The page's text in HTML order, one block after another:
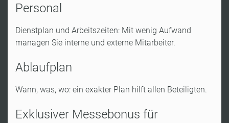
Personal
Dienstplan und Arbeitszeiten: Mit wenig Aufwand
managen Sie interne und externe Mitarbeiter.
Ablaufplan
Wann, was, wo: ein exakter Plan hilft allen Beteiligten.
Exklusiver Messebonus für